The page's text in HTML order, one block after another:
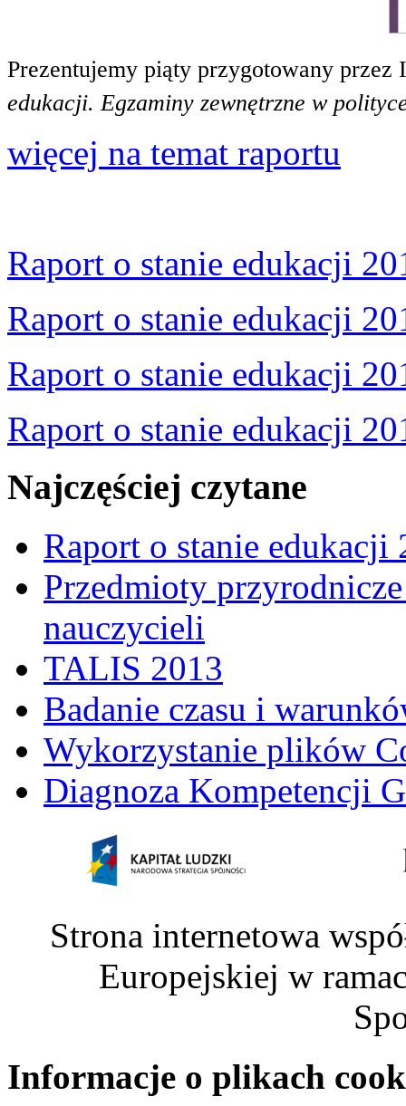
Prezentujemy piąty przygotowany
edukacji. Egzaminy zewnętrzne w
więcej na temat raportu
Raport o stanie edukacji
Raport o stanie edukacji
Raport o stanie edukacji
Raport o stanie edukacji
Najczęściej czytane
Raport o stanie edukacji
Przedmioty
nauczycieli
TALIS 2013
Badanie czasu i
Wykorzystanie plików
Diagnoza Kompetencji
Strona internetowa
Europejskiej w
Informacje o plikach